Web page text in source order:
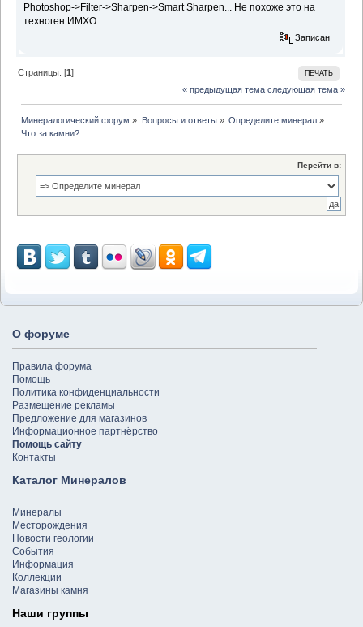
Photoshop->Filter->Sharpen->Smart Sharpen... Не похоже это на
техноген ИМХО
Записан
ПЕЧАТЬ
Страницы: [1]
« предыдущая тема следующая тема »
Минералогический форум » Вопросы и ответы» Определите минерал»
Что за камни?
Перейти в:
О форуме
Правила форума
Помощь
Политика конфиденциальности
Размещение рекламы
Предложение для магазинов
Информационное партнёрство
Помощь сайту
Контакты
Каталог Минералов
Минералы
Месторождения
Новости геологии
События
Информация
Коллекции
Магазины камня
Наши группы